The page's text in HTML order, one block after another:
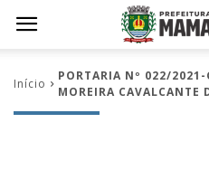
Início
PORTARIA Nº 022/
MOREIRA CAVALCANTE